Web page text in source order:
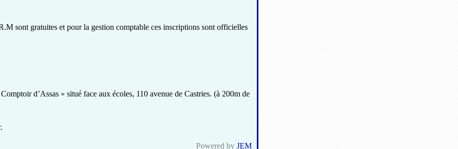
sont gratuites et pour la gestion comptable ces inscriptions sont officielles
d’Assas » situé face aux écoles, 110 avenue de Castries. (à 200m de
Powered by JEM